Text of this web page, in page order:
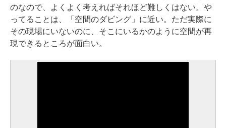
のなので、よくよく考えればそれほど難しくはない。や
ってることは、「空間のダビング」に近い。ただ実際に
その現場にいないのに、そこにいるかのように空間が再
現できるところが面白い。